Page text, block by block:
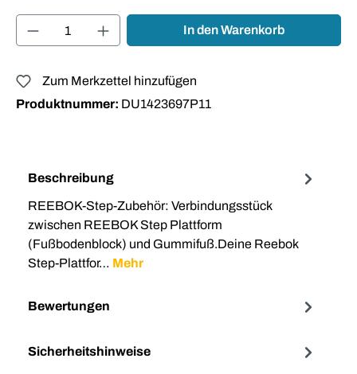
Produkt Anzahl: Gib den gewünschten
In den Warenkorb
Zum Merkzettel hinzufügen
Produktnummer: DU1423697P11
Beschreibung
REEBOK-Step-Zubehör: Verbindungsstück
zwischen REEBOK Step Plattform
(Fußbodenblock) und Gummifuß.Deine Reebok
Step-Plattfor… Mehr
Bewertungen
Sicherheitshinweise